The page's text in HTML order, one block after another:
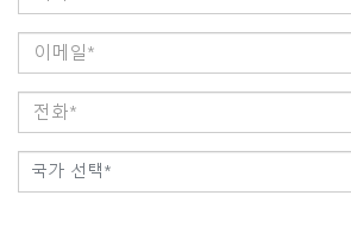
국가 선택*